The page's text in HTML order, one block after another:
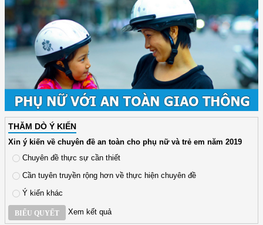
THĂM DÒ Ý KIẾN
Xin ý kiến về chuyên đề an toàn cho phụ nữ và trẻ em năm 2019
Chuyên đề thực sự cần thiết
Cần tuyên truyền rộng hơn về thực hiện chuyên đề
Ý kiến khác
BIỂU QUYẾT Xem kết quả